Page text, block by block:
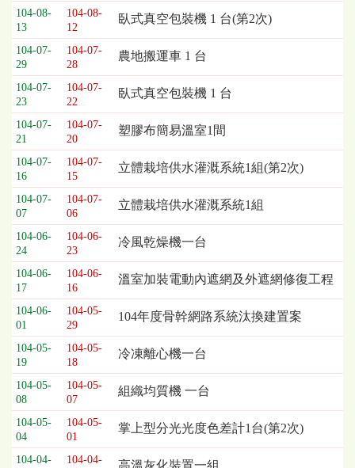
標
日
期、
截
標
日
期、
公
告
事
項
104-08-
13
104-08-
12
臥式真空包裝機 1 台(第2次)
104-07-
29
104-07-
28
農地搬運車 1 台
104-07-
23
104-07-
22
臥式真空包裝機 1 台
104-07-
21
104-07-
20
塑膠布簡易溫室1間
104-07-
16
104-07-
15
立體栽培供水灌溉系統1組(第2次)
104-07-
07
104-07-
06
立體栽培供水灌溉系統1組
104-06-
24
104-06-
23
冷風乾燥機一台
104-06-
17
104-06-
16
溫室加裝電動內遮網及外遮網修復工程
104-06-
01
104-05-
29
104年度骨幹網路系統汰換建置案
104-05-
19
104-05-
18
冷凍離心機一台
104-05-
08
104-05-
07
組織均質機 一台
104-05-
04
104-05-
01
掌上型分光光度色差計1台(第2次)
104-04-
104-04-
高溫灰化裝置一組